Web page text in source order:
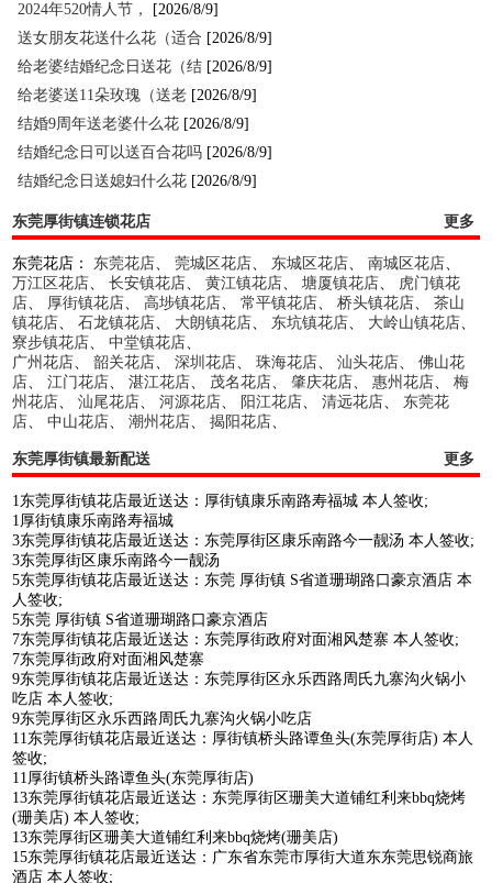
2024年520情人节，
[2026/8/9]
送女朋友花送什么花（适合 [2026/8/9]
给老婆结婚纪念日送花（结 [2026/8/9]
给老婆送11朵玫瑰（送老 [2026/8/9]
结婚9周年送老婆什么花 [2026/8/9]
结婚纪念日可以送百合花吗 [2026/8/9]
结婚纪念日送媳妇什么花 [2026/8/9]
东莞厚街镇连锁花店 更多
东莞花店： 东莞花店、莞城区花店、 东城区花店、南城区花店、
万江区花店、长安镇花店、黄江镇花店、塘厦镇花店、 虎门镇花
店、 厚街镇花店、高埗镇花店、常平镇花店、桥头镇花店、茶山
镇花店、石龙镇花店、 大朗镇花店、 东坑镇花店、 大岭山镇花店、
寮步镇花店、中堂镇花店、
广州花店、韶关花店、深圳花店、珠海花店、汕头花店、佛山花
店、江门花店、湛江花店、 茂名花店、肇庆花店、惠州花店、梅
州花店、汕尾花店、河源花店、 阳江花店、清远花店、 东莞花
店、中山花店、潮州花店、揭阳花店、
东莞厚街镇最新配送 更多
1东莞厚街镇花店最近送达：厚街镇康乐南路寿福城 本人签收;
1厚街镇康乐南路寿福城
3东莞厚街镇花店最近送达：东莞厚街区康乐南路今一靓汤 本人签收;
3东莞厚街区康乐南路今一靓汤
5东莞厚街镇花店最近送达：东莞 厚街镇 S省道珊瑚路口豪京酒店 本
人签收;
5东莞 厚街镇 S省道珊瑚路口豪京酒店
7东莞厚街镇花店最近送达：东莞厚街政府对面湘风楚寨 本人签收;
7东莞厚街政府对面湘风楚寨
9东莞厚街镇花店最近送达：东莞厚街区永乐西路周氏九寨沟火锅小
吃店 本人签收;
9东莞厚街区永乐西路周氏九寨沟火锅小吃店
11东莞厚街镇花店最近送达：厚街镇桥头路谭鱼头(东莞厚街店) 本人
签收;
11厚街镇桥头路谭鱼头(东莞厚街店)
13东莞厚街镇花店最近送达：东莞厚街区珊美大道铺红利来bbq烧烤
(珊美店) 本人签收;
13东莞厚街区珊美大道铺红利来bbq烧烤(珊美店)
15东莞厚街镇花店最近送达：广东省东莞市厚街大道东东莞思锐商旅
酒店 本人签收;